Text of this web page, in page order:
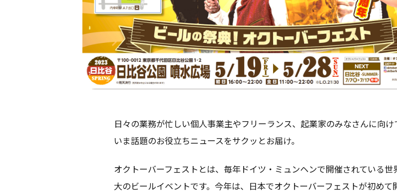
日々の業務が忙しい個人事業主やフリーランス、起業家のみなさんに向け
いま話題のお役立ちニュースをサクッとお届け。
オクトーバーフェストとは、毎年ドイツ・ミュンヘンで開催されている世
大のビールイベントです。今年は、日本でオクトーバーフェストが初めて